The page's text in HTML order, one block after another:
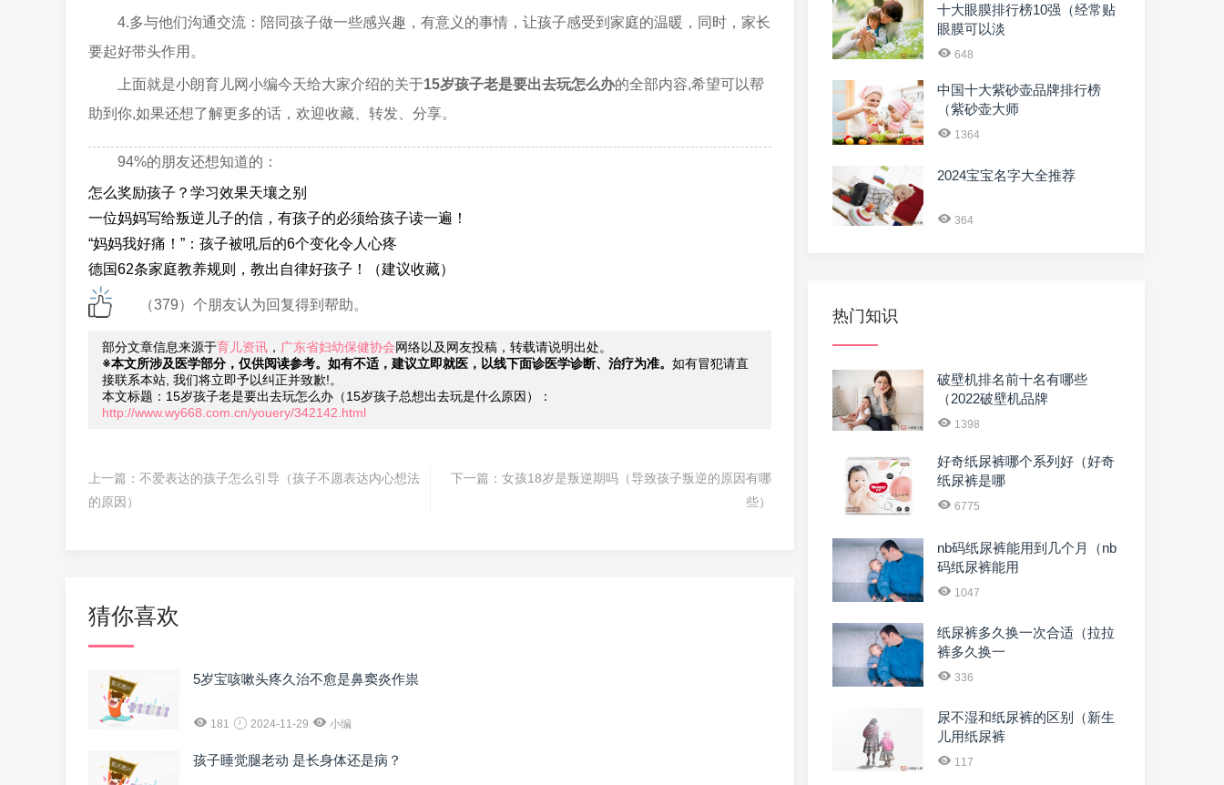
4.多与他们沟通交流：陪同孩子做一些感兴趣，有意义的事情，让孩子感受到家庭的温暖，同时，家长
要起好带头作用。
上面就是小朗育儿网小编今天给大家介绍的关于15岁孩子老是要出去玩怎么办的全部内容,希望可以帮
助到你,如果还想了解更多的话，欢迎收藏、转发、分享。
94%的朋友还想知道的：
怎么奖励孩子？学习效果天壤之别
一位妈妈写给叛逆儿子的信，有孩子的必须给孩子读一遍！
“妈妈我好痛！”：孩子被吼后的6个变化令人心疼
德国62条家庭教养规则，教出自律好孩子！（建议收藏）
（379）个朋友认为回复得到帮助。
部分文章信息来源于育儿资讯 ， 广东省妇幼保健协会网络以及网友投稿，转载请说明出处。
※本文所涉及医学部分，仅供阅读参考。如有不适，建议立即就医，以线下面诊医学诊断、治疗为准。 如有冒犯请直
接联系本站, 我们将立即予以纠正并致歉!。
本文标题：15岁孩子老是要出去玩怎么办（15岁孩子总想出去玩是什么原因）：
http://www.wy668.com.cn/youery/342142.html
上一篇： 不爱表达的孩子怎么引导（孩子不愿表达内心想法
的原因）
下一篇： 女孩18岁是叛逆期吗（导致孩子叛逆的原因有哪
些）
猜你喜欢
5岁宝咳嗽头疼久治不愈是鼻窦炎作祟
181 2024-11-29 小编
孩子睡觉腿老动 是长身体还是病？
十大眼膜排行榜10强（经常贴
眼膜可以淡
648
中国十大紫砂壶品牌排行榜
（紫砂壶大师
1364
2024宝宝名字大全推荐
364
热门知识
破壁机排名前十名有哪些
（2022破壁机品牌
1398
好奇纸尿裤哪个系列好（好奇
纸尿裤是哪
6775
nb码纸尿裤能用到几个月（nb
码纸尿裤能用
1047
纸尿裤多久换一次合适（拉拉
裤多久换一
336
尿不湿和纸尿裤的区别（新生
儿用纸尿裤
117